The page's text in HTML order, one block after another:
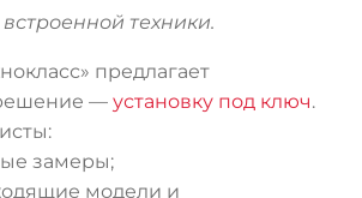
техники.
предлагает
—установку под ключ.
замеры;
модели и